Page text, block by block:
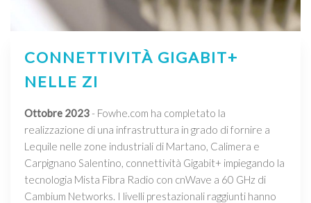
CONNETTIVITÀ GIGABIT+
NELLE ZI
Ottobre 2023- Fowhe.com ha completato la
realizzazione di una infrastruttura in grado di fornire a
Lequile nelle zone industriali di Martano, Calimera e
Carpignano Salentino, connettività Gigabit+ impiegando la
tecnologia Mista Fibra Radio con cnWave a 60 GHz di
Cambium Networks. I livelli prestazionali raggiunti hanno